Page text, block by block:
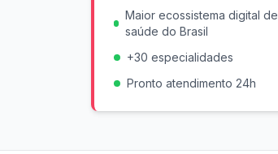
Maior ecossistema digital de
saúde do Brasil
+30 especialidades
Pronto atendimento 24h